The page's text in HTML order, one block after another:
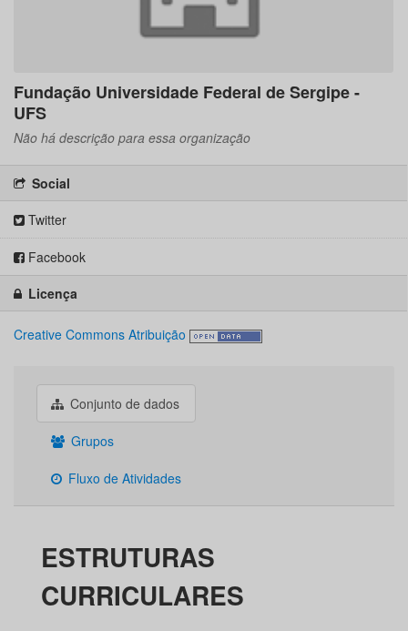
Fundação Universidade Federal de Sergipe -
UFS
Não há descrição para essa organização
Social
Twitter
Facebook
Licença
Creative Commons Atribuição
Conjunto de dados
Grupos
Fluxo de Atividades
ESTRUTURAS
CURRICULARES